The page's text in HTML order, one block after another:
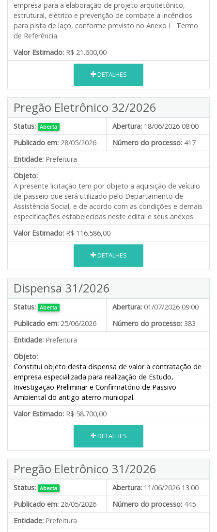
empresa para a elaboração de projeto arquitetônico,
estrutural, elétrico e prevenção de combate a incêndios
para pista de laço, conforme previsto no Anexo I Termo
de Referência.
Valor Estimado: R$ 21.600,00
DETALHES
Pregão Eletrônico 32/2026
Status: Aberta Abertura: 18/06/2026 08:00
Publicado em: 28/05/2026 Número do processo: 417
Entidade: Prefeitura
Objeto:
A presente licitação tem por objeto a aquisição de veículo
de passeio que será utilizado pelo Departamento de
Assistência Social, e de acordo com as condições e demais
especificações estabelecidas neste edital e seus anexos.
Valor Estimado: R$ 116.586,00
DETALHES
Dispensa 31/2026
Status: Aberta Abertura: 01/07/2026 09:00
Publicado em: 25/06/2026 Número do processo: 383
Entidade: Prefeitura
Objeto:
Constitui objeto desta dispensa de valor a contratação de
empresa especializada para realização de Estudo,
Investigação Preliminar e Confirmatório de Passivo
Ambiental do antigo aterro municipal.
Valor Estimado: R$ 58.700,00
DETALHES
Pregão Eletrônico 31/2026
Status: Aberta Abertura: 11/06/2026 13:00
Publicado em: 26/05/2026 Número do processo: 445
Entidade: Prefeitura